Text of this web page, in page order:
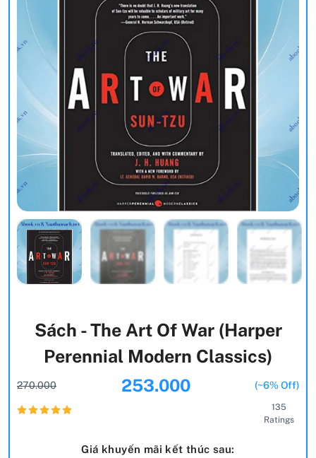
Sách - The Art Of War (Harper
Perennial Modern Classics)
270.000 253.000 (~6% Off)
135
Ratings
Giá khuyến mãi kết thúc sau: